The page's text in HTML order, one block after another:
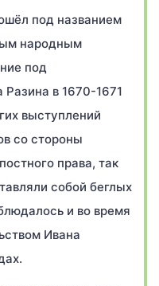
под названием
народным
под
Разина в 1670-1671
выступлений
со стороны
права, так
собой беглых
и во время
Ивана